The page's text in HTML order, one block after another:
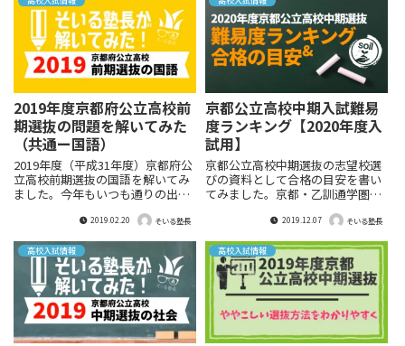
てもらいたいところ。受験生の皆
さんはぜひ！
2019年度京都府公立高校前
期選抜の問題を解いてみた
（共通ー国語）
2019年度（平成31年度）京都府公
立高校前期選抜の国語を解いてみ
ました。今年もいつも通りの出題
度が下がったかなという印象で
す。中期に向けて特に読解問題は
復習しておいてもらいたいとこ
ろ。受験生の皆さんはぜひ！
2019.02.20 そいる塾長
京都公立高校中期入試難易
度ランキング【2020年度入
試用】
京都公立高校中期選抜の志望校選
びの資料として合格の目安を書い
てみました。京都・乙訓通学圏の
2019.12.07 そいる塾長
高校入試情報 高校入試情報